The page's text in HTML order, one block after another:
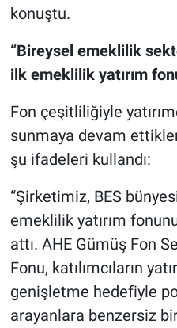
konuştu.
“Bireysel emeklilik
ilk emeklilik yatırım
Fon çeşitliliğiyle
sunmaya devam
şu ifadeleri kullandı:
“Şirketimiz, BES
emeklilik yatırım
attı. AHE Gümüş Fon
Fonu, katılımcıların
genişletme hedefiyle
arayanlara benzersiz